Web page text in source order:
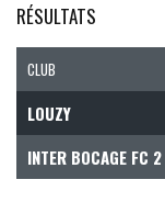
RÉSULTATS
CLUB
LOUZY
INTER BOCAGE FC 2